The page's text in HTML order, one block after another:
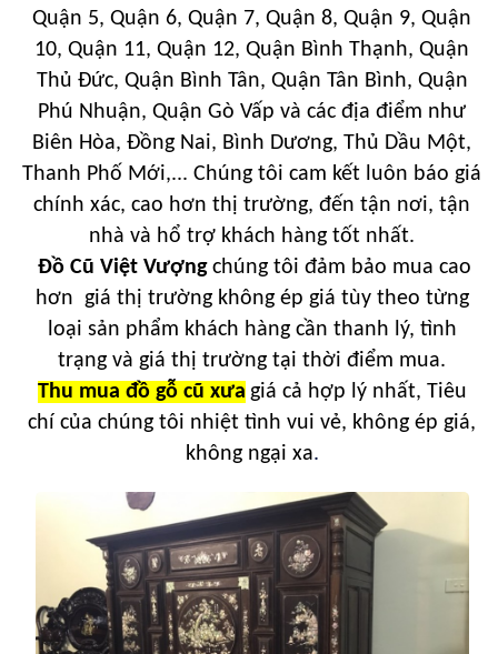
Quận 5, Quận 6, Quận 7, Quận 8, Quận 9, Quận
10, Quận 11, Quận 12, Quận Bình Thạnh, Quận
Thủ Đức, Quận Bình Tân, Quận Tân Bình, Quận
Phú Nhuận, Quận Gò Vấp và các địa điểm như
Biên Hòa, Đồng Nai, Bình Dương, Thủ Dầu Một,
Thanh Phố Mới,... Chúng tôi cam kết luôn báo giá
chính xác, cao hơn thị trường, đến tận nơi, tận
nhà và hổ trợ khách hàng tốt nhất.
Đồ Cũ Việt Vượng chúng tôi đảm bảo mua cao
hơn giá thị trường không ép giá tùy theo từng
loại sản phẩm khách hàng cần thanh lý, tình
trạng và giá thị trường tại thời điểm mua.
Thu mua đồ gỗ cũ xưa giá cả hợp lý nhất, Tiêu
chí của chúng tôi nhiệt tình vui vẻ, không ép giá,
không ngại xa.